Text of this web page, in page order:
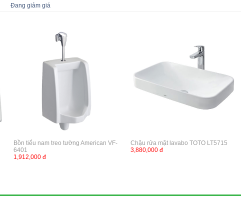
Đang giảm giá
Bồn tiểu nam treo tường American VF-
6401
1,912,000 đ
Chậu rửa mặt lavabo TOTO LT5715
3,880,000 đ